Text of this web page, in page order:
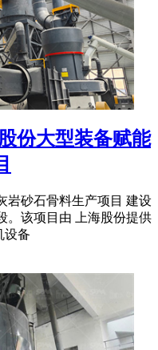
份大型装备赋能
岩砂石骨料生产项目 建设
。该项目由 上海股份提供
设备